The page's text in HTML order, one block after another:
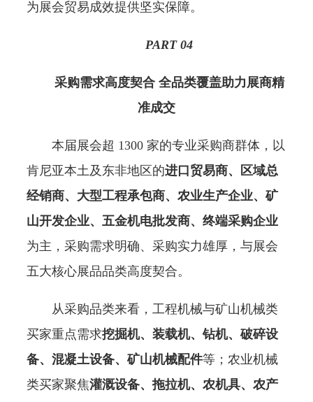
为展会贸易成效提供坚实保障。
PART 04
采购需求高度契合 全品类覆盖助力展商精
准成交
本届展会超 1300 家的专业采购商群体，以
肯尼亚本土及东非地区的进口贸易商、区域总
经销商、大型工程承包商、农业生产企业、矿
山开发企业、五金机电批发商、终端采购企业
为主，采购需求明确、采购实力雄厚，与展会
五大核心展品品类高度契合。
从采购品类来看，工程机械与矿山机械类
买家重点需求挖掘机、装载机、钻机、破碎设
备、混凝土设备、矿山机械配件等；农业机械
类买家聚焦灌溉设备、拖拉机、农机具、农产